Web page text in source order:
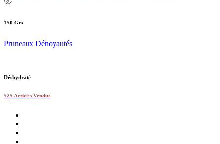
150 Grs
Pruneaux Dénoyautés
Déshydraté
525 Articles Vendus